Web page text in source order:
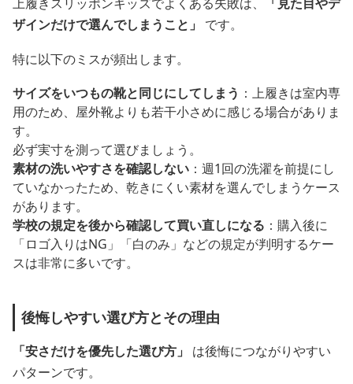
ザインだけで選んでしまうこと」
です。
特に以下のミスが頻出します。
サイズをいつもの靴と同じにしてしまう ：上履きは室内専
用のため、屋外靴よりも若干小さめに感じる場合がありま
す。
必ず実寸を測って選びましょう。
素材の洗いやすさを確認しない ：週1回の洗濯を前提にし
ていなかったため、乾きにくい素材を選んでしまうケース
があります。
学校の規定を後から確認して買い直しになる ：購入後に
「ロゴ入りはNG」「白のみ」などの規定が判明するケー
スは非常に多いです。
後悔しやすい選び方とその理由
「安さだけを優先した選び方」
は後悔につながりやすい
パターンです。